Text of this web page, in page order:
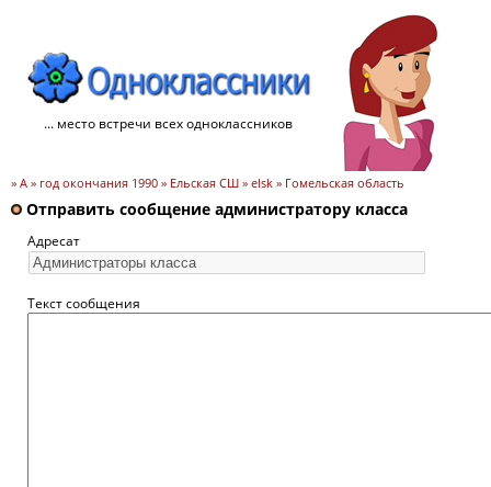
... место встречи всех одноклассников
» А » год окончания 1990 » Ельская СШ » elsk » Гомельская область
Отправить сообщение администратору класса
Адресат
Текст сообщения